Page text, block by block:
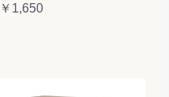
￥1,650